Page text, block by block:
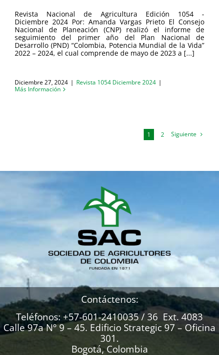
Revista Nacional de Agricultura Edición 1054 -
Diciembre 2024 Por: Amanda Vargas Prieto El Consejo
Nacional de Planeación (CNP) realizó el informe de
seguimiento del primer año del Plan Nacional de
Desarrollo (PND) “Colombia, Potencia Mundial de la Vida”
2022 – 2024, el cual comprende de mayo de 2023 a [...]
Diciembre 27, 2024 | Revista 1054 Diciembre 2024 |
Más Información
1 2 Siguiente
Contáctenos:
Teléfonos: +57-601-2410035 / 36 Ext. 4083
Calle 97a N° 9 – 45. Edificio Strategic 97 – Oficina
301.
Bogotá, Colombia